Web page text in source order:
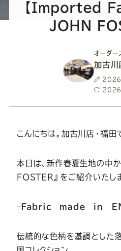
ツ
公
式
Youtube
ツ
SADA
の
公
式
ツ
の
公
式
【Imported
JOHN
オーダ
加古川
投
稿
2026
最
日
2026
こんにちは。加古川店・福田
本日は、新作春夏生地の中
FOSTER』をご紹介いたし
– Fabric made in
伝統的な色柄を基調とした